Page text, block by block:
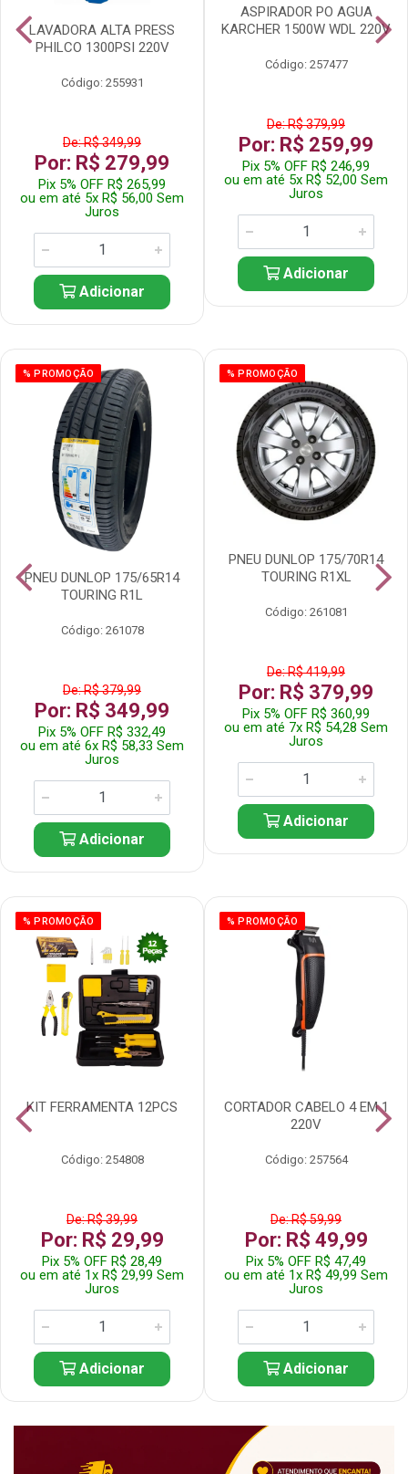
LAVADORA ALTA PRESS
PHILCO 1300PSI 220V
Código: 255931
De: R$ 349,99
Por: R$ 279,99
Pix 5% OFF R$ 265,99
ou em até 5x R$ 56,00 Sem
Juros
Adicionar
ASPIRADOR PO AGUA
KARCHER 1500W WDL 220V
Código: 257477
De: R$ 379,99
Por: R$ 259,99
Pix 5% OFF R$ 246,99
ou em até 5x R$ 52,00 Sem
Juros
Adicionar
% PROMOÇÃO
PNEU DUNLOP 175/65R14
TOURING R1L
Código: 261078
De: R$ 379,99
Por: R$ 349,99
Pix 5% OFF R$ 332,49
ou em até 6x R$ 58,33 Sem
Juros
Adicionar
% PROMOÇÃO
PNEU DUNLOP 175/70R14
TOURING R1XL
Código: 261081
De: R$ 419,99
Por: R$ 379,99
Pix 5% OFF R$ 360,99
ou em até 7x R$ 54,28 Sem
Juros
Adicionar
% PROMOÇÃO
KIT FERRAMENTA 12PCS
Código: 254808
De: R$ 39,99
Por: R$ 29,99
Pix 5% OFF R$ 28,49
ou em até 1x R$ 29,99 Sem
Juros
Adicionar
% PROMOÇÃO
CORTADOR CABELO 4 EM 1
220V
Código: 257564
De: R$ 59,99
Por: R$ 49,99
Pix 5% OFF R$ 47,49
ou em até 1x R$ 49,99 Sem
Juros
Adicionar